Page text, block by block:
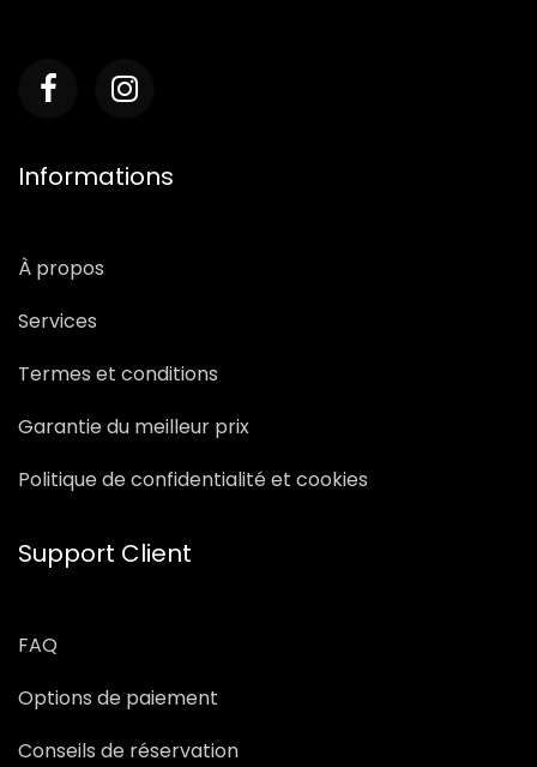
Informations
À propos
Services
Termes et conditions
Garantie du meilleur prix
Politique de confidentialité et cookies
Support Client
FAQ
Options de paiement
Conseils de réservation